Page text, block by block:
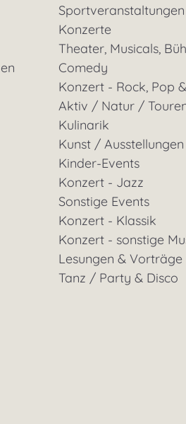
Sportveranstaltungen
Konzerte
Theater, Musicals,
Comedy
Konzert - Rock, Pop
Aktiv / Natur /
Kulinarik
Kunst / Ausstellungen
Kinder-Events
Konzert - Jazz
Sonstige Events
Konzert - Klassik
Konzert - sonstige
Lesungen & Vorträge
Tanz / Party & Disco